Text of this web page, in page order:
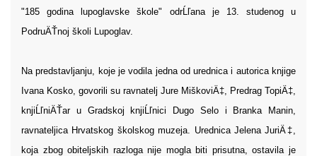
"185 godina lupoglavske škole" odrĹľana je 13. studenog u
PodruÄŤnoj školi Lupoglav.
Na predstavljanju, koje je vodila jedna od urednica i autorica knjige
Ivana Kosko, govorili su ravnatelj Jure MiškoviÄ‡, Predrag TopiÄ‡,
knjiĹľniÄŤar u Gradskoj knjiĹľnici Dugo Selo i Branka Manin,
ravnateljica Hrvatskog školskog muzeja. Urednica Jelena JuriÄ‡,
koja zbog obiteljskih razloga nije mogla biti prisutna, ostavila je